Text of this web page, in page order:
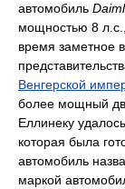
автомобиль
мощностью 8
время заметное
Венгерской
более мощный
Еллинеку
которая была
автомобиль
маркой